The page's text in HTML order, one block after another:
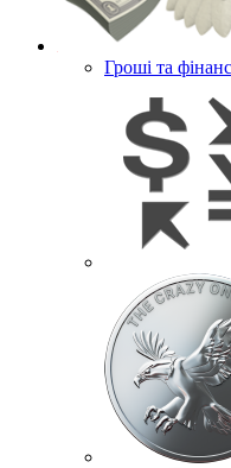
Гроші та